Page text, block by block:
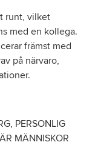
runt, vilket
med en kollega.
främst med
på närvaro,
PERSONLIG
MÄNNISKOR